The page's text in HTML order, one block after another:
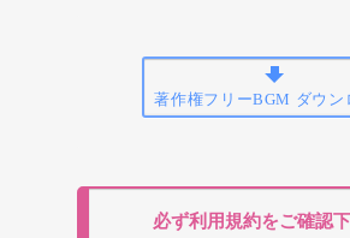
著作権フリーBGM ダウン
必ず利用規約をご確認